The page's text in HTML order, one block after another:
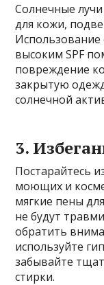
Солнечные
для кожи,
Использование
высоким SPF
повреждение
закрытую
солнечной
3.
Постарайтесь
моющих и
мягкие пены
не будут
обратить
используйте
забывайте
стирки.